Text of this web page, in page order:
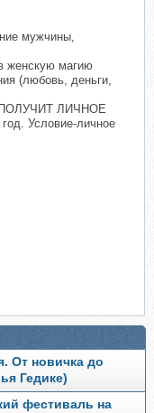
мужчины,
женскую магию
(любовь, деньги,
ЛИЧНОЕ
Условие-личное
От новичка до
Гедике)
фестиваль на